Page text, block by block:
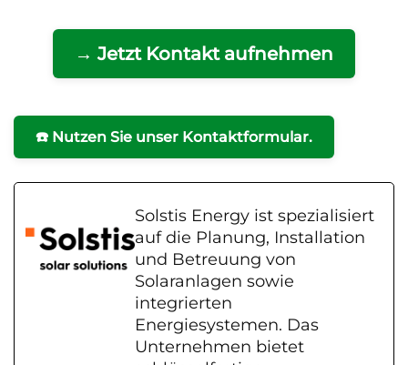
→ Jetzt Kontakt aufnehmen
☎️ Nutzen Sie unser Kontaktformular.
Solstis Energy ist spezialisiert
auf die Planung, Installation
und Betreuung von
Solaranlagen sowie
integrierten
Energiesystemen. Das
Unternehmen bietet